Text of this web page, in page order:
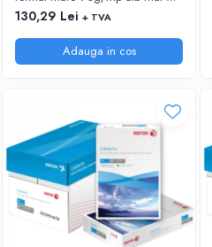
Bright White C6035A 24"
(610mm)x45,7m
130,29 Lei + TVA
Adauga in cos